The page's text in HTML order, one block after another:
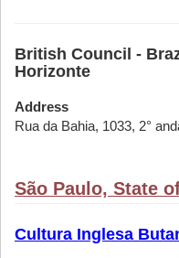
British Council -
Horizonte
Address
Rua da Bahia, 1033, 2°
São Paulo, State
Cultura Inglesa